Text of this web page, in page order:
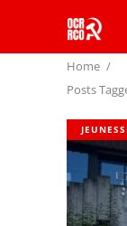
Home
Posts